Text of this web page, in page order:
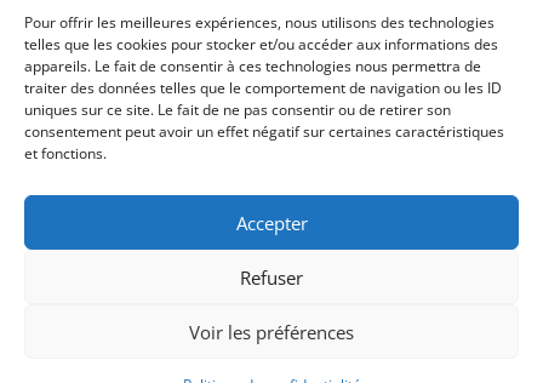
Pour offrir les meilleures expériences, nous utilisons des technologies
telles que les cookies pour stocker et/ou accéder aux informations des
appareils. Le fait de consentir à ces technologies nous permettra de
traiter des données telles que le comportement de navigation ou les ID
uniques sur ce site. Le fait de ne pas consentir ou de retirer son
consentement peut avoir un effet négatif sur certaines caractéristiques
et fonctions.
Accepter
Refuser
Voir les préférences
Site de WordPress-FR
avril 2019
L M M J V S
D
1
2 3 4 5 6
7